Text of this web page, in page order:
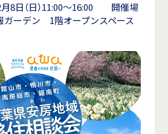
月8日（日）11:00～16:00 開催場
ガーデン 1階オープンスペース